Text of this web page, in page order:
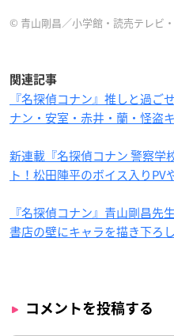
© 青山剛昌／小学館・読売テレビ
関連記事
『名探偵コナン』推しと過ご
ナン・安室・赤井・蘭・怪盗
新連載『名探偵コナン 警察学
ト！松田陣平のボイス入りPV
『名探偵コナン』青山剛昌先
書店の壁にキャラを描き下ろ
コメントを投稿する